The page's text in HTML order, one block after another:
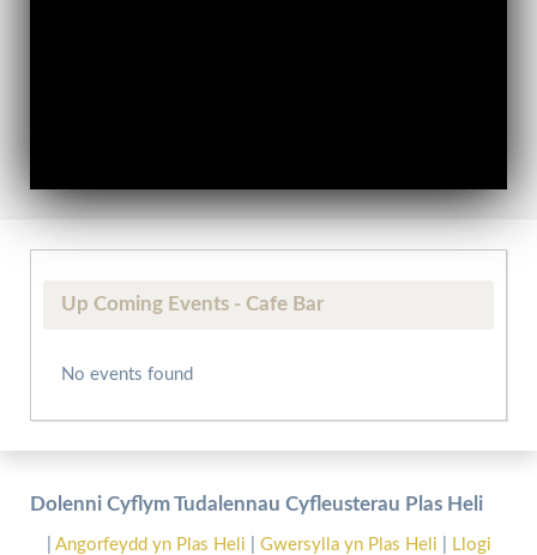
Up Coming Events - Cafe Bar
No events found
Dolenni Cyflym Tudalennau Cyfleusterau Plas Heli
Angorfeydd yn Plas Heli Gwersylla yn Plas Heli
Llogi